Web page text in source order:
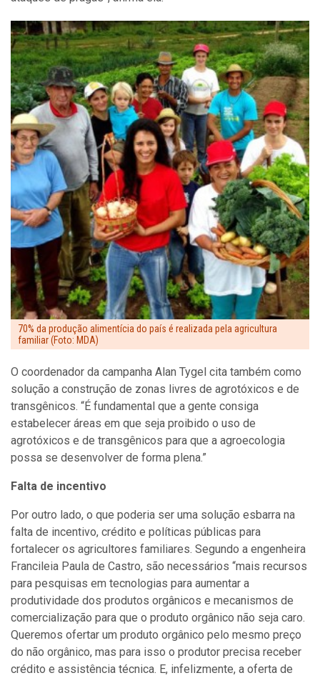
70% da produção alimentícia do país é realizada pela agricultura
familiar (Foto: MDA)
O coordenador da campanha Alan Tygel cita também como
solução a construção de zonas livres de agrotóxicos e de
transgênicos. “É fundamental que a gente consiga
estabelecer áreas em que seja proibido o uso de
agrotóxicos e de transgênicos para que a agroecologia
possa se desenvolver de forma plena.”
Falta de incentivo
Por outro lado, o que poderia ser uma solução esbarra na
falta de incentivo, crédito e políticas públicas para
fortalecer os agricultores familiares. Segundo a engenheira
Francileia Paula de Castro, são necessários “mais recursos
para pesquisas em tecnologias para aumentar a
produtividade dos produtos orgânicos e mecanismos de
comercialização para que o produto orgânico não seja caro.
Queremos ofertar um produto orgânico pelo mesmo preço
do não orgânico, mas para isso o produtor precisa receber
crédito e assistência técnica. E, infelizmente, a oferta de